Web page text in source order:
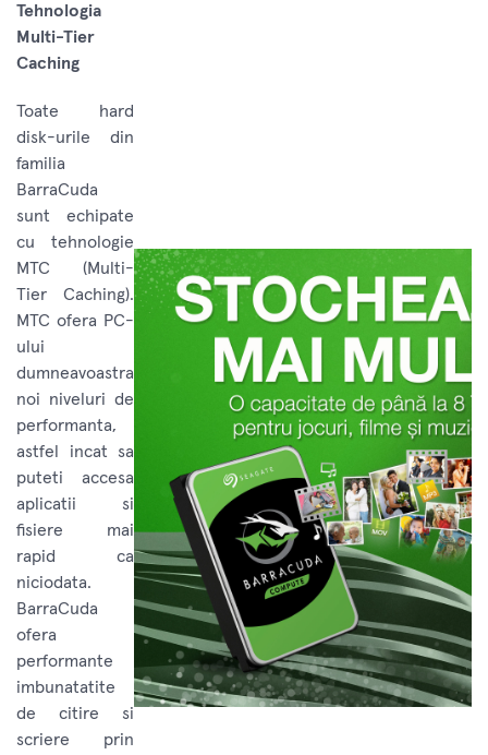
Tehnologia
Multi-Tier
Caching
Toate hard
disk-urile din
familia
BarraCuda
sunt echipate
cu tehnologie
MTC (Multi-
Tier Caching).
MTC ofera PC-
ului
dumneavoastra
noi niveluri de
performanta,
astfel incat sa
puteti accesa
aplicatii si
fisiere mai
rapid ca
niciodata.
BarraCuda
ofera
performante
imbunatatite
de citire si
scriere prin